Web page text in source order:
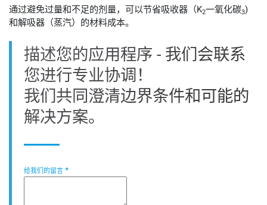
通过避免过量和不足的剂量，可以节省吸收器（K2一氧化碳3)
和解吸器（蒸汽）的材料成本。
描述您的应用程序 - 我们会联系
您进行专业协调！
我们共同澄清边界条件和可能的
解决方案。
给我们的留言 *